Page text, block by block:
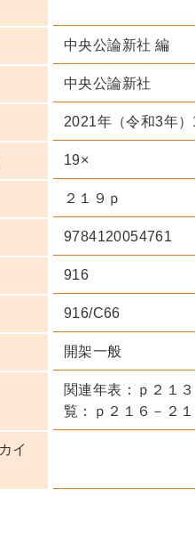
中央公論新社 編
中央公論新社
2021年（令和3年）
19×
２１９ｐ
9784120054761
916
916/C66
開架一般
関連年表：ｐ２１
覧：ｐ２１６－２１
イ